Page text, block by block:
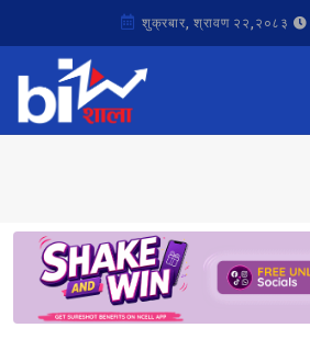
शुक्रबार, श्रावण २२,२०८३